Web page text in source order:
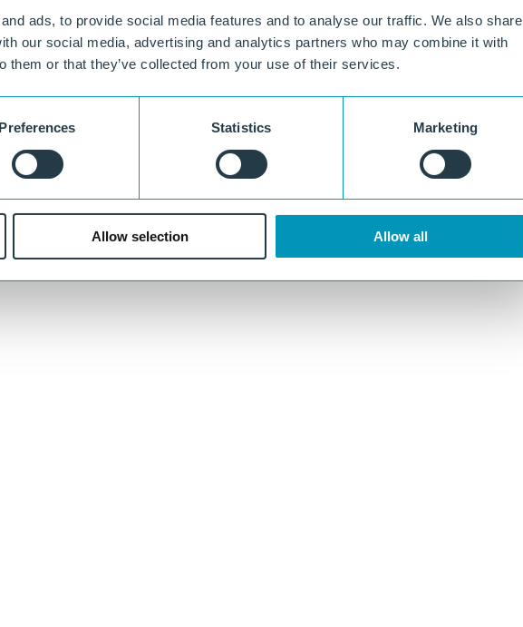
ads, to provide social media features and to analyse our traffic. We also share
our social media, advertising and analytics partners who may combine it with
them or that they’ve collected from your use of their services.
Preferences Statistics Marketing
Allow selection Allow all
sterkte en
en verbindbare
biedt optimale
onderhoudsvrije
bij Deutsche